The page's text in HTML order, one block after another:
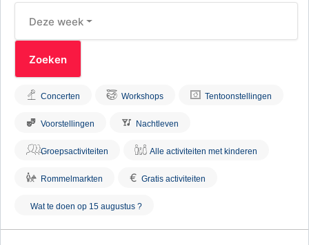
Deze week
Concerten Workshops Tentoonstellingen
Voorstellingen Nachtleven
Groepsactiviteiten Alle activiteiten met kinderen
Rommelmarkten € Gratis activiteiten
Wat te doen op 15 augustus ?